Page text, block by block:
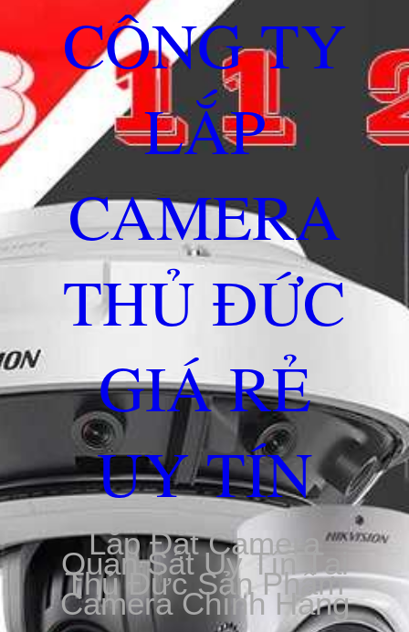
CÔNG TY
LẮP
CAMERA
THỦ ĐỨC
GIÁ RẺ
UY TÍN
Lắp Đặt Camera
Quan Sát Uy Tín Tại
Thủ Đức Sản Phẩm
Camera Chính Hãng